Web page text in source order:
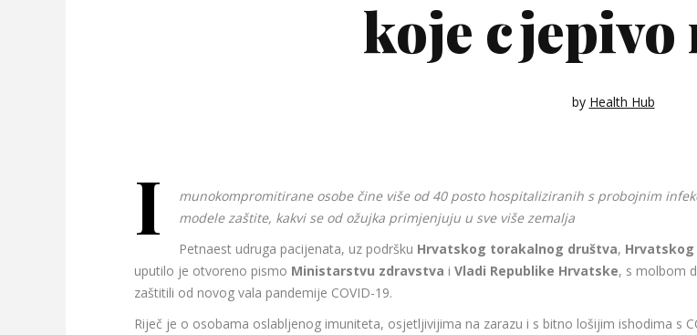
koje cjepivo
by Health Hub
I
munokompromitirane osobe čine više od 40 posto hospitaliziranih s probojnim
modele zaštite, kakvi se od ožujka primjenjuju u sve više zemalja
Petnaest udruga pacijenata, uz podršku Hrvatskog torakalnog društva,
uputilo je otvoreno pismo Ministarstvu zdravstva i Vladi Republike Hrvatske, s molbom
zaštitili od novog vala pandemije COVID-19.
Riječ je o osobama oslabljenog imuniteta, osjetljivijima na zarazu i s bitno lošijim ishodima s